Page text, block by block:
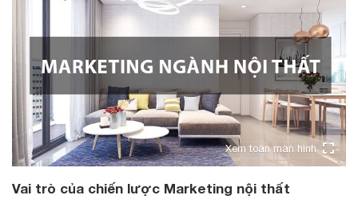
Xem toàn màn hình
Vai trò của chiến lược Marketing nội thất